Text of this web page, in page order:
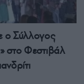
ο Σύλλογος
στο Φεστιβάλ